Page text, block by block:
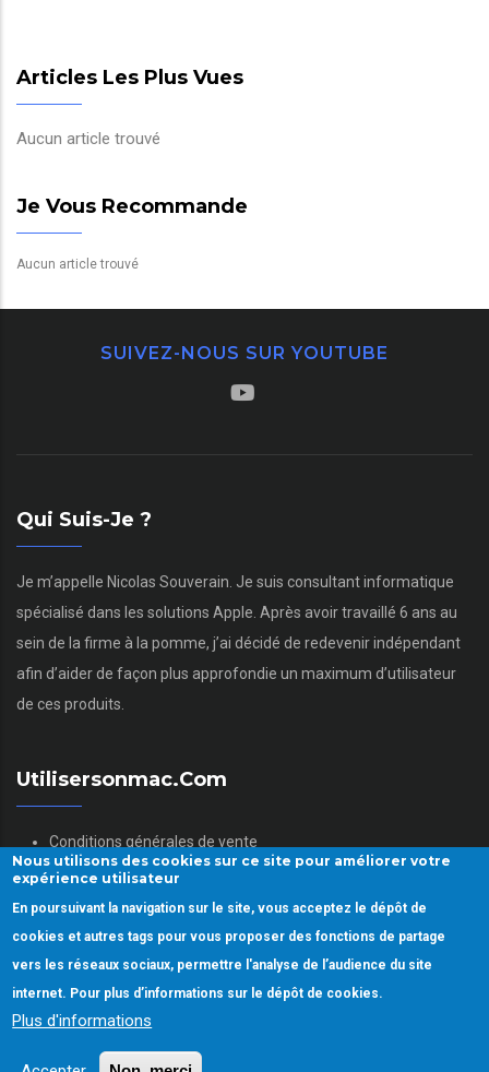
Articles Les Plus Vues
Aucun article trouvé
Je Vous Recommande
Aucun article trouvé
SUIVEZ-NOUS SUR YOUTUBE
Qui Suis-Je ?
Je m’appelle Nicolas Souverain. Je suis consultant informatique
spécialisé dans les solutions Apple. Après avoir travaillé 6 ans au
sein de la firme à la pomme, j’ai décidé de redevenir indépendant
afin d’aider de façon plus approfondie un maximum d’utilisateur
de ces produits.
Utilisersonmac.com
Conditions générales de vente
Mentions légales
Politique des données personnelles
Gestion des Cookies
Copyright © 2022.Utiliser son mac.
Nous utilisons des cookies sur ce site pour améliorer votre
expérience utilisateur
En poursuivant la navigation sur le site, vous acceptez le dépôt de
cookies et autres tags pour vous proposer des fonctions de partage
vers les réseaux sociaux, permettre l'analyse de l’audience du site
internet. Pour plus d’informations sur le dépôt de cookies.
Plus d'informations